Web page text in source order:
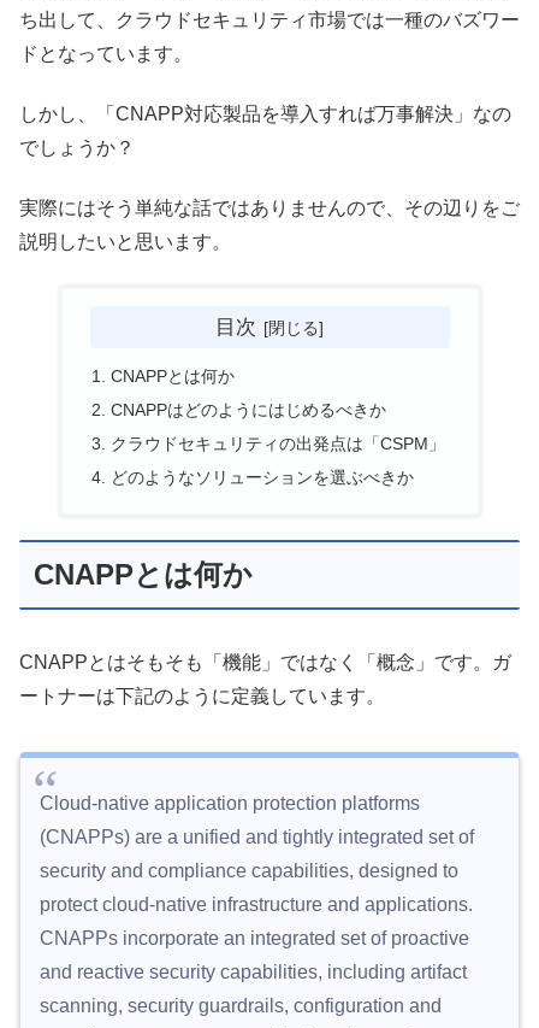
ち出して、クラウドセキュリティ市場では一種のバズワー
ドとなっています。
しかし、「CNAPP対応製品を導入すれば万事解決」なの
でしょうか？
実際にはそう単純な話ではありませんので、その辺りをご
説明したいと思います。
目次
CNAPPとは何か
CNAPPはどのようにはじめるべきか
クラウドセキュリティの出発点は「CSPM」
どのようなソリューションを選ぶべきか
CNAPPとは何か
CNAPPとはそもそも「機能」ではなく「概念」です。ガ
ートナーは下記のように定義しています。
Cloud-native application protection platforms
(CNAPPs) are a unified and tightly integrated set of
security and compliance capabilities, designed to
protect cloud-native infrastructure and applications.
CNAPPs incorporate an integrated set of proactive
and reactive security capabilities, including artifact
scanning, security guardrails, configuration and